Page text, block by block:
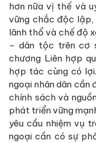
hơn nữa vị thế và
vững chắc độc lập,
lãnh thổ và chế độ
- dân tộc trên cơ
chương Liên hợp
hợp tác cùng có
ngoại nhân dân cần
chính sách và
phát triển vững
yêu cầu nhiệm vụ
ngoại cần có sự